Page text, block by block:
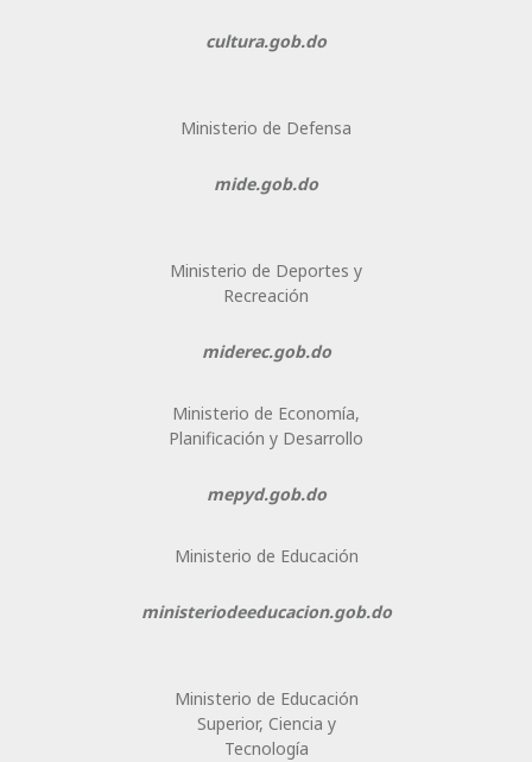
cultura.gob.do
Ministerio de Defensa
mide.gob.do
Ministerio de Deportes y
Recreación
miderec.gob.do
Ministerio de Economía,
Planificación y Desarrollo
mepyd.gob.do
Ministerio de Educación
ministeriodeeducacion.gob.do
Ministerio de Educación
Superior, Ciencia y
Tecnología